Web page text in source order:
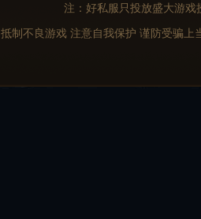
注：好私服只投放盛大游
抵制不良游戏 注意自我保护 谨防受骗